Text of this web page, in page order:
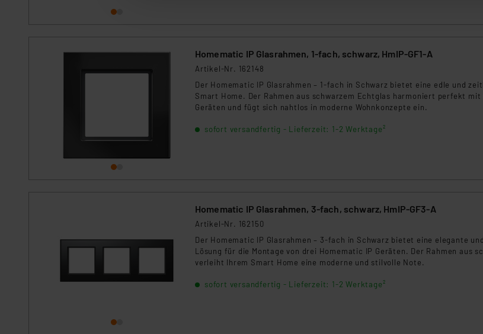
„Einige Drittanbieter verarbeiten personenbezogene Daten in den USA. Ihre
Für die USA besteht kein Angemessenheitsbeschluss der EU. Dies bedeutet,
Datenschutz nach EU-Standards eingestuft wird. So besteht etwa das Risiko,
Unsere Kooperation mit diesen Dienstleistern stützt sich auf die
Daten, verbundenen Risiken.“
Homematic IP Glasrahmen, 1-fach, schwarz, HmIP-GF1-A
Artikel-Nr. 162148
Der Homematic IP Glasrahmen – 1-fach in Schwarz bietet eine edle und
Smart Home. Der Rahmen aus schwarzem Echtglas harmoniert perfekt mit
Geräten und fügt sich nahtlos in moderne Wohnkonzepte ein.
sofort versandfertig - Lieferzeit: 1-2 Werktage²
Homematic IP Glasrahmen, 3-fach, schwarz, HmIP-GF3-A
Artikel-Nr. 162150
Der Homematic IP Glasrahmen – 3-fach in Schwarz bietet eine elegante
Lösung für die Montage von drei Homematic IP Geräten. Der Rahmen aus
verleiht Ihrem Smart Home eine moderne und stilvolle Note.
sofort versandfertig - Lieferzeit: 1-2 Werktage²